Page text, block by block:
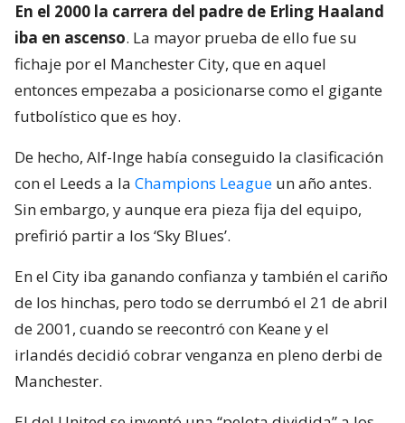
En el 2000 la carrera del padre de Erling Haaland
iba en ascenso. La mayor prueba de ello fue su
fichaje por el Manchester City, que en aquel
entonces empezaba a posicionarse como el gigante
futbolístico que es hoy.
De hecho, Alf-Inge había conseguido la clasificación
con el Leeds a la Champions League un año antes.
Sin embargo, y aunque era pieza fija del equipo,
prefirió partir a los ‘Sky Blues’.
En el City iba ganando confianza y también el cariño
de los hinchas, pero todo se derrumbó el 21 de abril
de 2001, cuando se reecontró con Keane y el
irlandés decidió cobrar venganza en pleno derbi de
Manchester.